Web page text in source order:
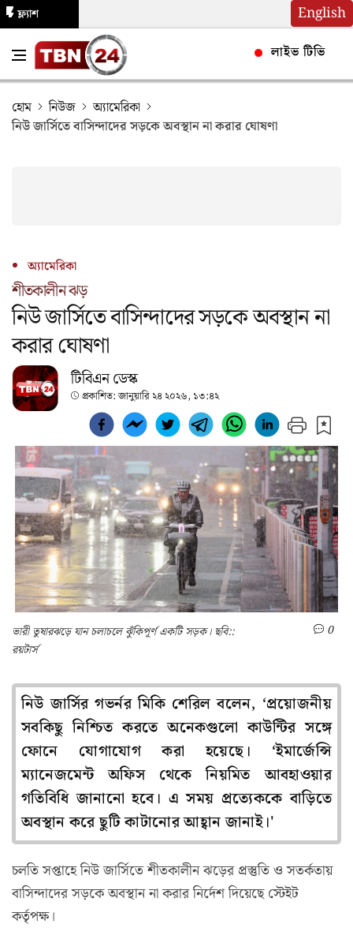
English
ফ্ল্যাশ
লাইভ টিভি
হোম নিউজ
অ্যামেরিকা
নিউ জার্সিতে বাসিন্দাদের সড়কে অবস্থান না করার ঘোষণা
অ্যামেরিকা
শীতকালীন ঝড়
নিউ জার্সিতে বাসিন্দাদের সড়কে অবস্থান না
করার ঘোষণা
টিবিএন ডেস্ক
প্রকাশিত:জানুয়ারি ২৪ ২০২৬, ১৩:৪২
ভারী তুষারঝড়ে যান চলাচলে ঝুঁকিপূর্ণ একটি সড়ক। ছবি::
রয়টার্স
0
নিউ জার্সির গভর্নর মিকি শেরিল বলেন, ‘প্রয়োজনীয়
সবকিছু নিশ্চিত করতে অনেকগুলো কাউন্টির সঙ্গে
ফোনে যোগাযোগ করা হয়েছে। ‘ইমার্জেন্সি
ম্যানেজমেন্ট অফিস থেকে নিয়মিত আবহাওয়ার
গতিবিধি জানানো হবে। এ সময় প্রত্যেককে বাড়িতে
অবস্থান করে ছুটি কাটানোর আহ্বান জানাই।'
চলতি সপ্তাহে নিউ জার্সিতে শীতকালীন ঝড়ের প্রস্তুতি ও সতর্কতায়
বাসিন্দাদের সড়কে অবস্থান না করার নির্দেশ দিয়েছে স্টেইট
কর্তৃপক্ষ।